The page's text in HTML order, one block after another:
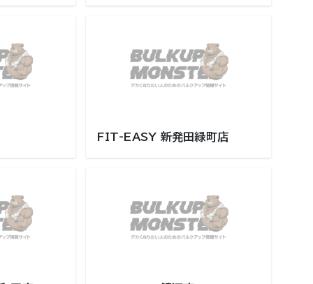
FIT-EASY 新発田緑町店